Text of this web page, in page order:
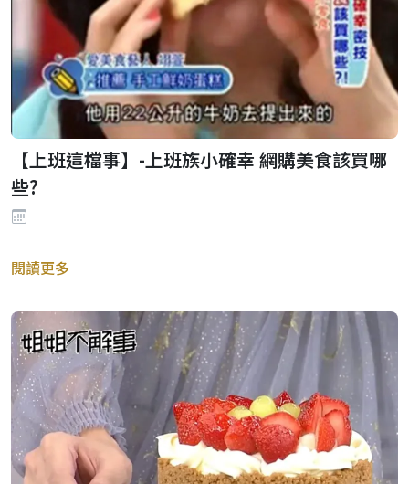
【上班這檔事】-上班族小確幸 網購美食該買哪
些?
閱讀更多